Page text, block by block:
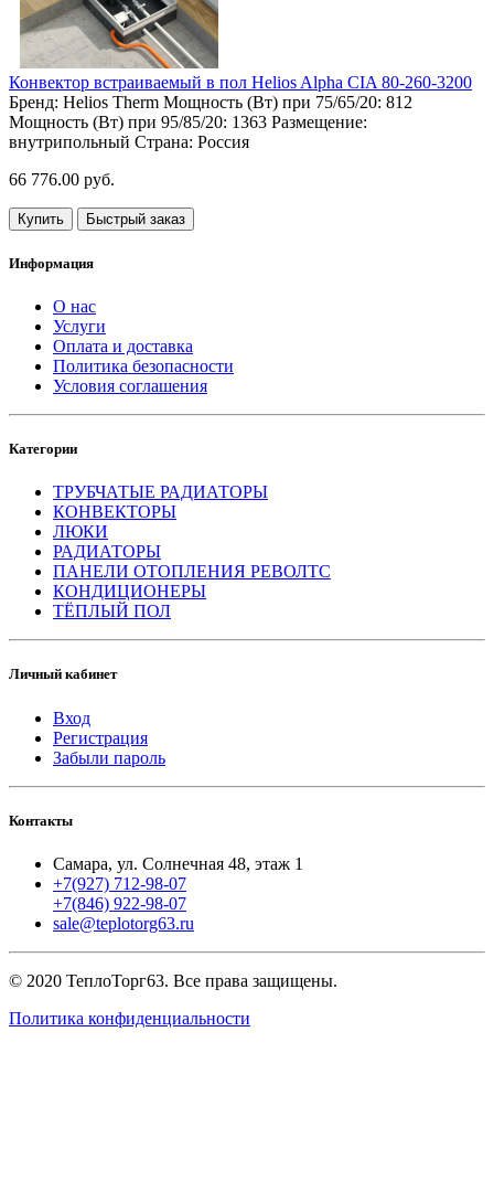
Конвектор встраиваемый в пол Helios Alpha CIA 80-260-3200
Бренд: Helios Therm Мощность (Вт) при 75/65/20: 812
Мощность (Вт) при 95/85/20: 1363 Размещение:
внутрипольный Страна: Россия
66 776.00 руб.
Купить Быстрый заказ
Информация
О нас
Услуги
Оплата и доставка
Политика безопасности
Условия соглашения
Категории
ТРУБЧАТЫЕ РАДИАТОРЫ
КОНВЕКТОРЫ
ЛЮКИ
РАДИАТОРЫ
ПАНЕЛИ ОТОПЛЕНИЯ РЕВОЛТС
КОНДИЦИОНЕРЫ
ТЁПЛЫЙ ПОЛ
Личный кабинет
Вход
Регистрация
Забыли пароль
Контакты
Самара, ул. Солнечная 48, этаж 1
+7(927) 712-98-07
+7(846) 922-98-07
sale@teplotorg63.ru
© 2020 ТеплоТорг63. Все права защищены.
Политика конфиденциальности